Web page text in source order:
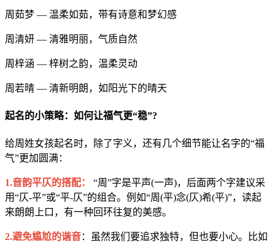
周茹梦 — 温柔如茹，带有诗意和梦幻感
周清妍 — 清雅明丽，气质自然
周梓涵 — 梓树之韵，温柔灵动
周若晴 — 清新明朗，如阳光下的晴天
起名的小策略：如何让福气更“稳”?
给周姓女孩起名时，除了字义，还有几个细节能让名字的“福
气”更加圆满：
1.音韵平仄的搭配： “周”字是平声(一声)，后面两个字建议采
用“仄-平”或“平-仄”的组合。例如“周(平)念(仄)希(平)”，读起
来朗朗上口，有一种回环往复的美感。
2.避免尴尬的谐音：虽然我们要追求独特，但也要小心。比如